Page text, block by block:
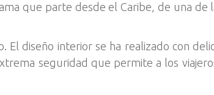
que parte desde el Caribe, de una de
diseño interior se ha realizado con
seguridad que permite a los